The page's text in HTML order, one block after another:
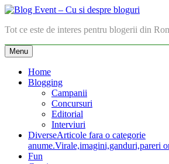
Skip
content
Blog Event – Cu si despre bloguri
Tot ce este de interes pentru blogerii din
Menu
Home
Blogging
Campanii
Concursuri
Editorial
Interviuri
DiverseArticole fara o categorie
anume.Virale,imagini,ganduri,pareri
Fun